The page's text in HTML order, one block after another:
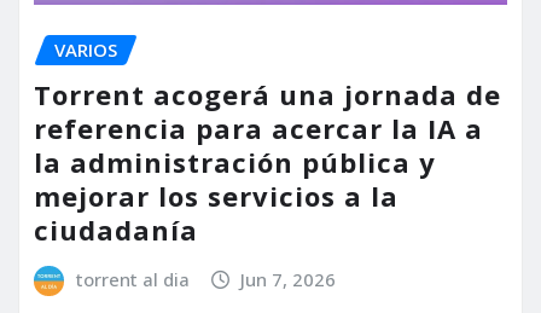
VARIOS
Torrent acogerá una jornada de
referencia para acercar la IA a
la administración pública y
mejorar los servicios a la
ciudadanía
torrent al dia Jun 7, 2026